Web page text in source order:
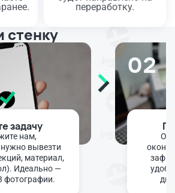
переработку.
стенку
задачу
нам,
вывезти
материал,
Идеально —
фотографии.
02